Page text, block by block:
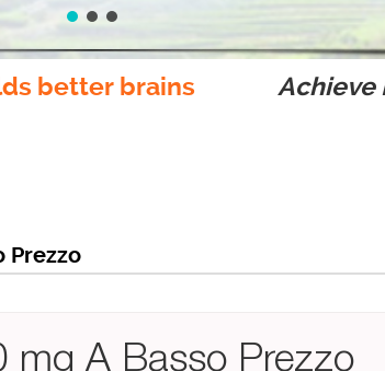
better brains Achieve
Prezzo
mg A Basso Prezzo